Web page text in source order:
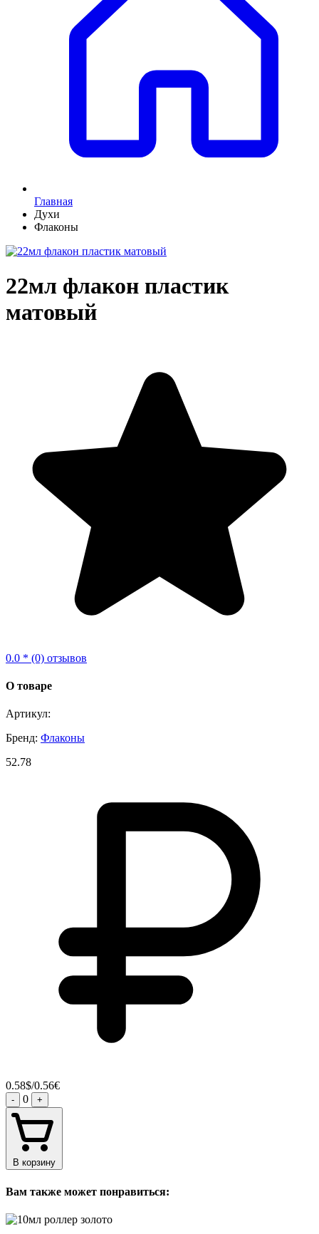
Главная
Духи
Флаконы
22мл флакон пластик
матовый
0.0 * (0) отзывов
О товаре
Артикул:
Бренд: Флаконы
52.78
0.58$/0.56€
- 0 +
В корзину
Вам также может понравиться: